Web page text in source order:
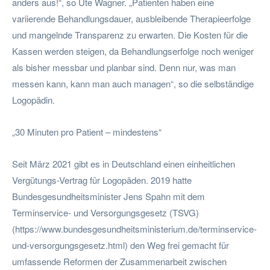
variierende Behandlungsdauer, ausbleibende Therapieerfolge
und mangelnde Transparenz zu erwarten. Die Kosten für die
Kassen werden steigen, da Behandlungserfolge noch weniger
als bisher messbar und planbar sind. Denn nur, was man
messen kann, kann man auch managen“, so die selbständige
Logopädin.
„30 Minuten pro Patient – mindestens“
Seit März 2021 gibt es in Deutschland einen einheitlichen
Vergütungs-Vertrag für Logopäden. 2019 hatte
Bundesgesundheitsminister Jens Spahn mit dem
Terminservice- und Versorgungsgesetz (TSVG)
(https://www.bundesgesundheitsministerium.de/terminservice-
und-versorgungsgesetz.html) den Weg frei gemacht für
umfassende Reformen der Zusammenarbeit zwischen